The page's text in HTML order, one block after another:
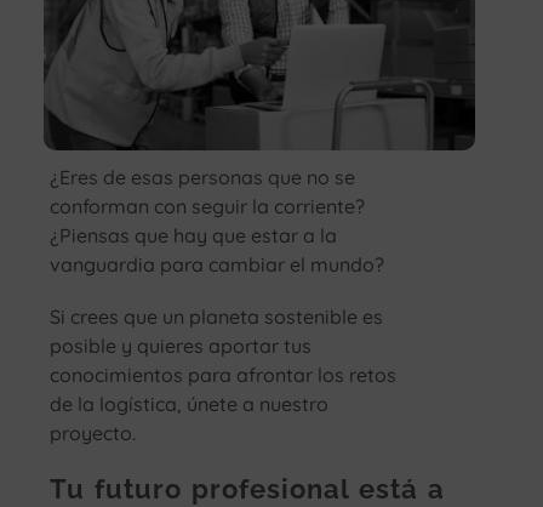
¿Eres de esas personas que no se
conforman con seguir la corriente?
¿Piensas que hay que estar a la
vanguardia para cambiar el mundo?
Si crees que un planeta sostenible es
posible y quieres aportar tus
conocimientos para afrontar los retos
de la logística, únete a nuestro
proyecto.
Tu futuro profesional está a